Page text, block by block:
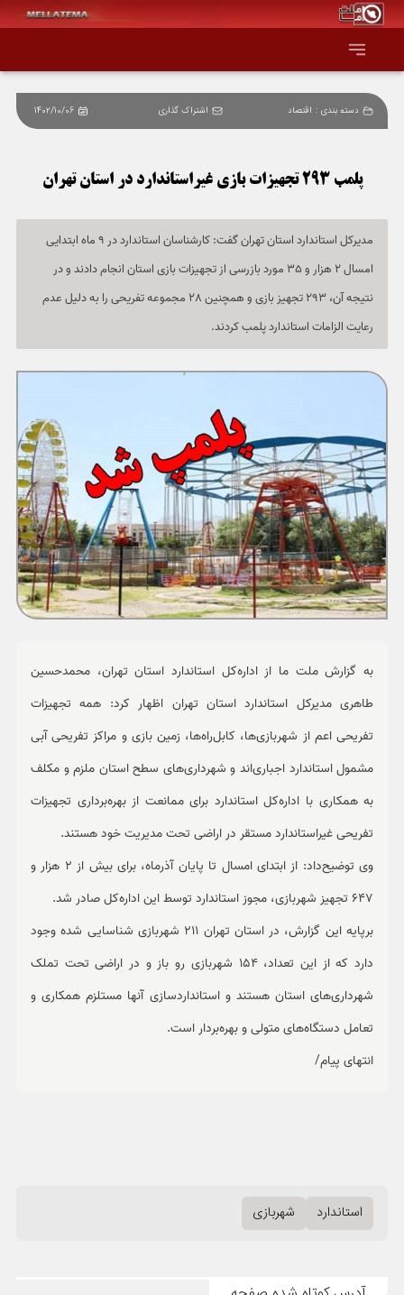
صفحه اصلی
همه عناوین
اقتصاد
سیاست و جهان
جامعه و فرهنگ
ورزشی
حوادث
سبک زندگی
چند رسانه ای
دسته بندی : اقتصاد اشتراک گذاری 1402/10/06
پلمب 293 تجهیزات بازی غیراستاندارد در استان تهران
مدیرکل استاندارد استان تهران گفت: کارشناسان استاندارد در 9 ماه ابتدایی
امسال 2 هزار و 35 مورد بازرسی از تجهیزات بازی استان انجام دادند و در
نتیجه آن، 293 تجهیز بازی و همچنین 28 مجموعه تفریحی را به دلیل عدم
رعایت الزامات استاندارد پلمب کردند.
به گزارش ملت ما از اداره‌کل استاندارد استان تهران، محمدحسین
طاهری مدیرکل استاندارد استان تهران اظهار کرد: همه تجهیزات
تفریحی اعم از شهربازی‌ها، کابل‌راه‌ها، زمین بازی و مراکز تفریحی آبی
مشمول استاندارد اجباری‌اند و شهرداری‌های سطح استان ملزم و مکلف
به همکاری با اداره‌کل استاندارد برای ممانعت از بهره‌برداری تجهیزات
تفریحی غیراستاندارد مستقر در اراضی تحت مدیریت خود هستند.
وی توضیح‌داد: از ابتدای امسال تا پایان آذرماه، برای بیش از 2 هزار و
647 تجهیز شهربازی، مجوز استاندارد توسط این اداره‌کل صادر شد.
برپایه این گزارش، در استان تهران 211 شهربازی شناسایی شده وجود
دارد که از این تعداد، 154 شهربازی رو باز و در اراضی تحت تملک
شهرداری‌های استان هستند و استانداردسازی آنها مستلزم همکاری و
تعامل دستگاه‌های متولی و بهره‌بردار است.
انتهای پیام/
استاندارد شهربازی